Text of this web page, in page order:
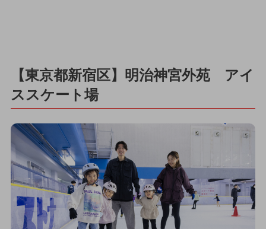
【東京都新宿区】明治神宮外苑 アイ
ススケート場